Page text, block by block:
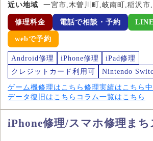
近い地域
一宮市,木曽川町,岐南町,稲沢市
修理料金 電話で相談・予約
webで予約
Android修理 iPhone修理
iPad修理
クレジットカード利用可
Nintendo
ゲーム機修理はこちら 修理実績はこちら
データ復旧はこちら コラム一覧はこちら
iPhone修理/スマホ修理まち